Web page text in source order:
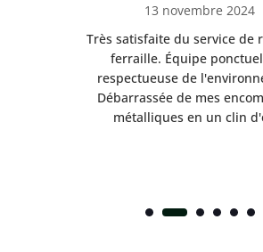
13 novembre 2024
Très satisfaite du service de
ferraille. Équipe
respectueuse de
Débarrassée de mes
métalliques en un clin